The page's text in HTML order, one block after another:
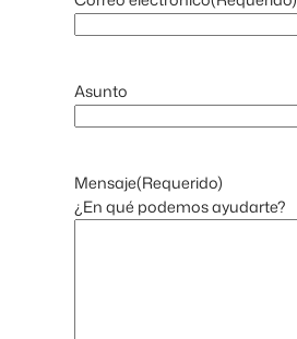
Asunto
Mensaje(Requerido)
¿En qué podemos ayudarte?